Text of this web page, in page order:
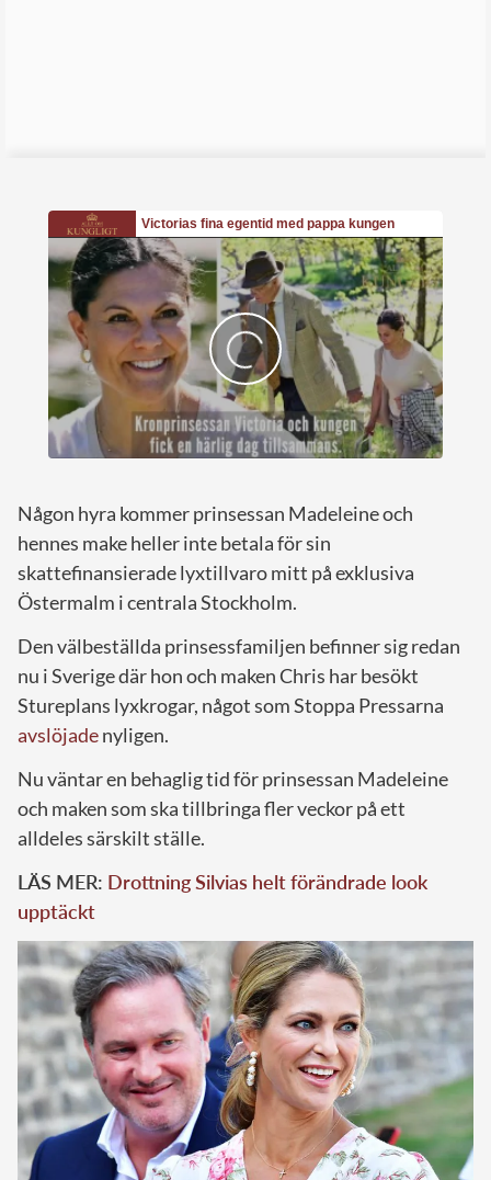
Någon hyra kommer prinsessan Madeleine och
hennes make heller inte betala för sin
skattefinansierade lyxtillvaro mitt på exklusiva
Östermalm i centrala Stockholm.
Den välbeställda prinsessfamiljen befinner sig redan
nu i Sverige där hon och maken Chris har besökt
Stureplans lyxkrogar, något som Stoppa Pressarna
avslöjadenyligen.
Nu väntar en behaglig tid för prinsessan Madeleine
och maken som ska tillbringa fler veckor på ett
alldeles särskilt ställe.
LÄS MER: Drottning Silvias helt förändrade look
upptäckt